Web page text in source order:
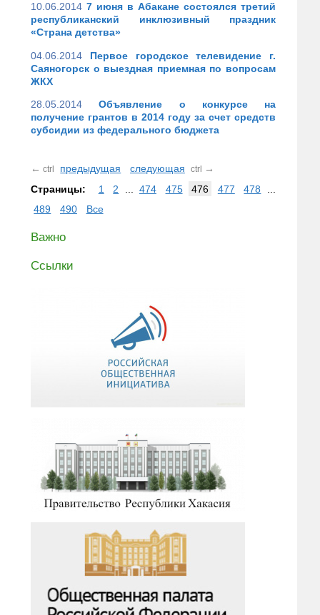
10.06.2014 7 июня в Абакане состоялся третий
республиканский инклюзивный праздник
«Страна детства»
04.06.2014
Первое городское телевидение г.
Саяногорск о выездная приемная по вопросам
ЖКХ
28.05.2014
Объявление о конкурсе на
получение грантов в 2014 году за счет средств
субсидии из федерального бюджета
← ctrl предыдущая следующая ctrl →
Страницы:
1 2 474 475 476 477 478
489
490 Все
Важно
Ссылки